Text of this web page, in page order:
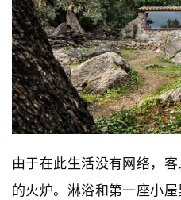
由于在此生活没有网络，
的火炉。淋浴和第一座小